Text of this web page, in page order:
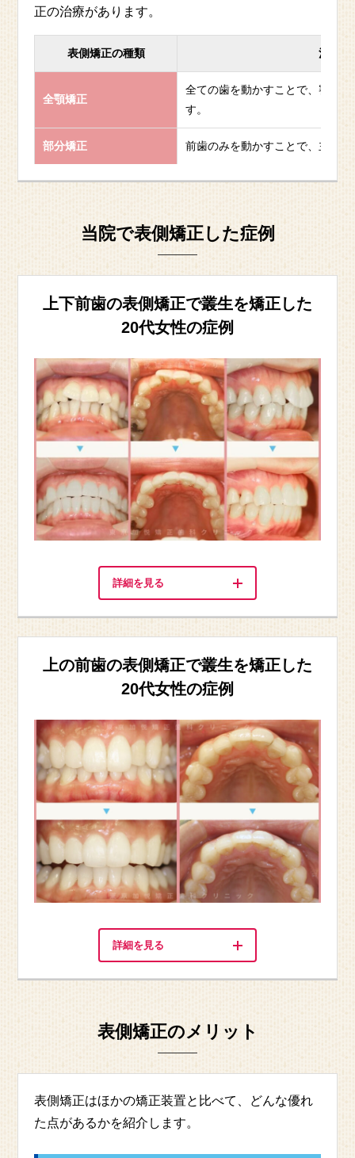
正の治療があります。
表側矯正の種類 治療内
全顎矯正
全ての歯を動かすことで、審美
す。
部分矯正 前歯のみを動かすことで、主に
当院で表側矯正した症例
上下前歯の表側矯正で叢生を矯正した
20代女性の症例
詳細を見る
上の前歯の表側矯正で叢生を矯正した
20代女性の症例
詳細を見る
表側矯正のメリット
表側矯正はほかの矯正装置と比べて、どんな優れ
た点があるかを紹介します。